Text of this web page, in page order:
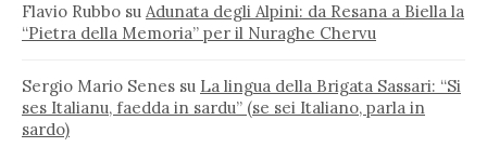
Flavio Rubbo su Adunata degli Alpini: da Resana a Biella la
“Pietra della Memoria” per il Nuraghe Chervu
Sergio Mario Senes su La lingua della Brigata Sassari: “Si
ses Italianu, faedda in sardu” (se sei Italiano, parla in
sardo)